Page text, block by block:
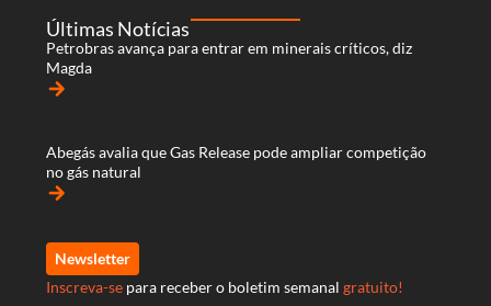
Últimas Notícias
Petrobras avança para entrar em minerais críticos, diz
Magda
arrow_forward
Abegás avalia que Gas Release pode ampliar competição
no gás natural
arrow_forward
Newsletter
Inscreva-se para receber o boletim semanal gratuito!